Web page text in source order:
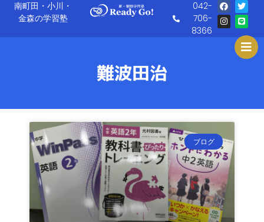
を
南町田・小川・
金森の学習塾
042-
706-
8366
F
a
c
e
b
T
w
i
t
t
e
r
I
n
s
t
a
L
i
n
e
難波田治
ブログ
ペ
ー
ジ
ペ
ー
ジ
ペ
ー
ジ
ペ
ー
ジ